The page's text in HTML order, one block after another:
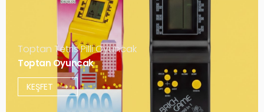
Toptan Tetris Pilli Oyuncak
Toptan Oyuncak
KEŞFET